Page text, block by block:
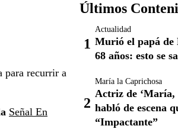
para recurrir a
Señal En
Últimos
Actualidad
Murió el papá de
68 años: esto se
María la Caprichosa
Actriz de ‘María,
habló de escena
“Impactante”